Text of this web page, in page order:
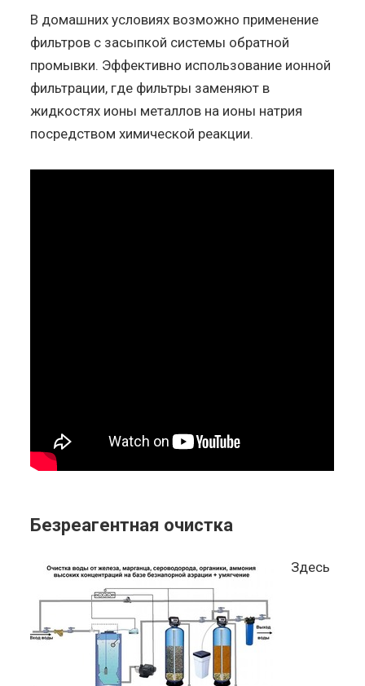
В домашних условиях возможно применение
фильтров с засыпкой системы обратной
промывки. Эффективно использование ионной
фильтрации, где фильтры заменяют в
жидкостях ионы металлов на ионы натрия
посредством химической реакции.
Безреагентная очистка
Здесь